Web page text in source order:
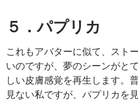
５．パプリカ
これもアバターに似て、スト
いのですが、夢のシーンがと
しい皮膚感覚を再生します。
見ない私ですが、パプリカを